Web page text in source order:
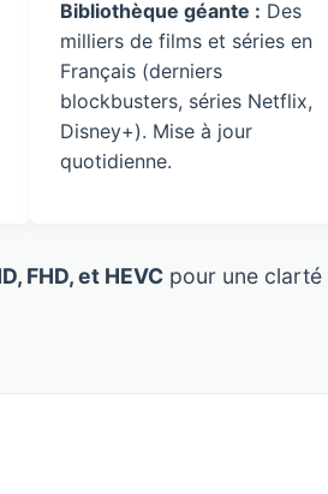
Bibliothèque géante : Des
milliers de films et séries en
Français (derniers
blockbusters, séries Netflix,
Disney+). Mise à jour
quotidienne.
FHD, et HEVC pour une clarté